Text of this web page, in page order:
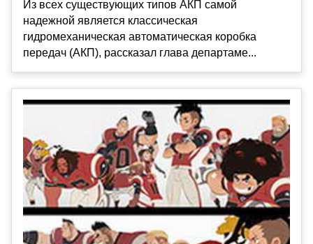
Из всех существующих типов АКП самой
надежной является классическая
гидромеханическая автоматическая коробка
передач (АКП), рассказал глава департаме...